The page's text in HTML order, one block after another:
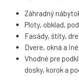
Záhradný
Ploty, obklad,
Fasády, štíty,
Dvere, okná a
Vhodné pre
dosky, korok a